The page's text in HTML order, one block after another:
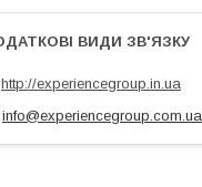
http://experiencegroup.in.ua
info@experiencegroup.com.ua